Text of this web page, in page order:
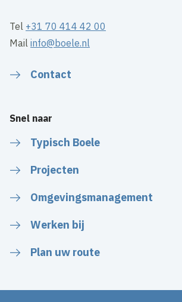
Tel +31 70 414 42 00
Mailinfo@boele.nl
Contact
Snel naar
Typisch Boele
Projecten
Omgevingsmanagement
Werken bij
Plan uw route